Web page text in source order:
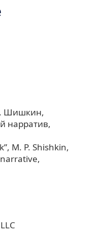
Шишкин
нарратив
M. P. Shishkin